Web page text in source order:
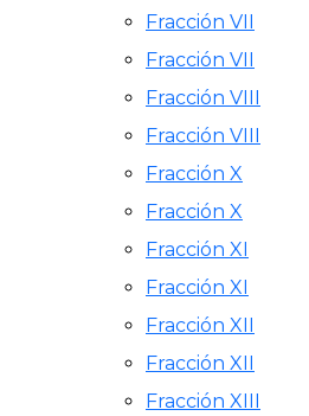
Fracción VII
Fracción VII
Fracción VIII
Fracción VIII
Fracción X
Fracción X
Fracción XI
Fracción XI
Fracción XII
Fracción XII
Fracción XIII